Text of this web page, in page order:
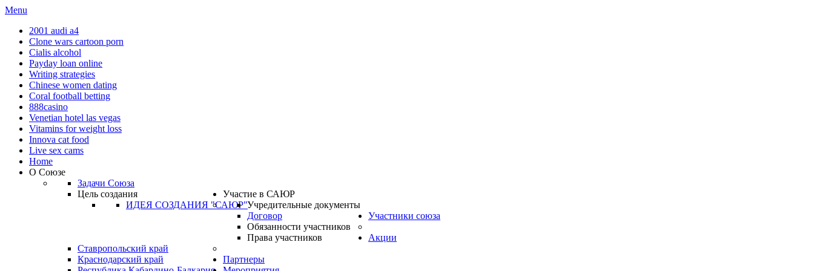
Menu
2001 audi a4
Clone wars cartoon porn
Cialis alcohol
Payday loan online
Writing strategies
Chinese women dating
Coral football betting
888casino
Venetian hotel las vegas
Vitamins for weight loss
Innova cat food
Live sex cams
Home
О Союзе
Задачи Союза
Цель создания
ИДЕЯ СОЗДАНИЯ "САЮР"
Участие в САЮР
Учредительные документы
Договор
Обязанности участников
Права участников
Участники союза
Ставропольский край
Краснодарский край
Акции
Партнеры